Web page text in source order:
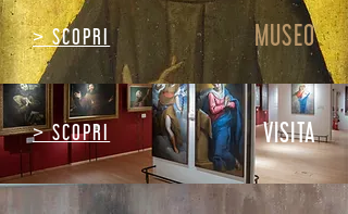
MUSEO
> SCOPRI
VISITA
> SCOPRI